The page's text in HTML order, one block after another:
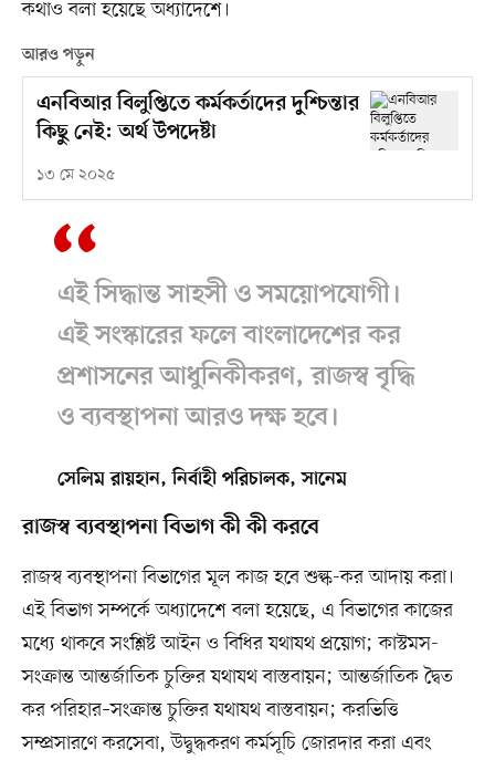
কথাও বলা হয়েছে অধ্যাদেশে।
আরও পড়ুন
এনবিআর বিলুপ্তিতে কর্মকর্তাদের দুশ্চিন্তার
কিছু নেই: অর্থ উপদেষ্টা
১৩ মে ২০২৫
এই সিদ্ধান্ত সাহসী ও সময়োপযোগী।
এই সংস্কারের ফলে বাংলাদেশের কর
প্রশাসনের আধুনিকীকরণ, রাজস্ব বৃদ্ধি
ও ব্যবস্থাপনা আরও দক্ষ হবে।
সেলিম রায়হান, নির্বাহী পরিচালক, সানেম
রাজস্ব ব্যবস্থাপনা বিভাগ কী কী করবে
রাজস্ব ব্যবস্থাপনা বিভাগের মূল কাজ হবে শুল্ক-কর আদায় করা।
এই বিভাগ সম্পর্কে অধ্যাদেশে বলা হয়েছে, এ বিভাগের কাজের
মধ্যে থাকবে সংশ্লিষ্ট আইন ও বিধির যথাযথ প্রয়োগ; কাস্টমস-
সংক্রান্ত আন্তর্জাতিক চুক্তির যথাযথ বাস্তবায়ন; আন্তর্জাতিক দ্বৈত
কর পরিহার–সংক্রান্ত চুক্তির যথাযথ বাস্তবায়ন; করভিত্তি
সম্প্রসারণে করসেবা, উদ্বুদ্ধকরণ কর্মসূচি জোরদার করা এবং